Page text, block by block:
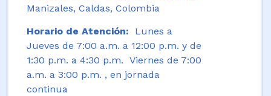
Manizales, Caldas, Colombia
Horario de Atención: Lunes a
Jueves de 7:00 a.m. a 12:00 p.m. y de
1:30 p.m. a 4:30 p.m. Viernes de 7:00
a.m. a 3:00 p.m. , en jornada
continua